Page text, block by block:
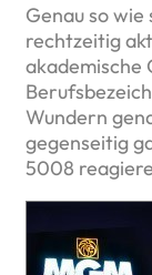
Genau so
rechtzeitig
akademische
Wundern
gegenseitig
5008